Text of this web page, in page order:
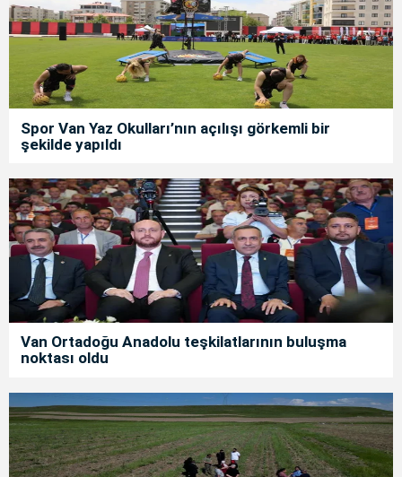
Spor Van Yaz Okulları’nın açılışı görkemli bir
şekilde yapıldı
Van Ortadoğu Anadolu teşkilatlarının buluşma
noktası oldu